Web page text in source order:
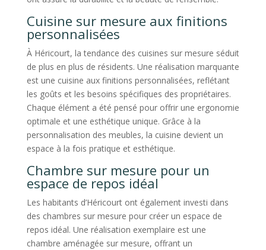
Cuisine sur mesure aux finitions
personnalisées
À Héricourt, la tendance des cuisines sur mesure séduit
de plus en plus de résidents. Une réalisation marquante
est une cuisine aux finitions personnalisées, reflétant
les goûts et les besoins spécifiques des propriétaires.
Chaque élément a été pensé pour offrir une ergonomie
optimale et une esthétique unique. Grâce à la
personnalisation des meubles, la cuisine devient un
espace à la fois pratique et esthétique.
Chambre sur mesure pour un
espace de repos idéal
Les habitants d’Héricourt ont également investi dans
des chambres sur mesure pour créer un espace de
repos idéal. Une réalisation exemplaire est une
chambre aménagée sur mesure, offrant un